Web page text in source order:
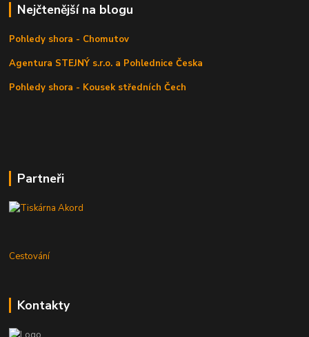
Nejčtenější na blogu
Pohledy shora - Chomutov
Agentura STEJNÝ s.r.o. a Pohlednice Česka
Pohledy shora - Kousek středních Čech
Partneři
Cestování
Kontakty